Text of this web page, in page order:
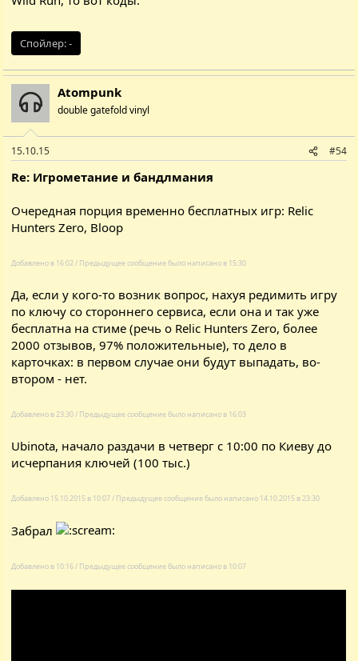
Спойлер:-
Atompunk
double gatefold vinyl
15.10.15 #54
Re: Игрометание и бандлмания
Очередная порция временно бесплатных игр: Relic
Hunters Zero, Bloop
Добавлено в 16:02 / Предыдущее сообщение было написано в 15:30
Да, если у кого-то возник вопрос, нахуя редимить игру
по ключу со стороннего сервиса, если она и так уже
бесплатна на стиме (речь о Relic Hunters Zero, более
2000 отзывов, 97% положительные), то дело в
карточках: в первом случае они будут выпадать, во-
втором - нет.
Добавлено в 23:30 / Предыдущее сообщение было написано в 16:03
Ubinota, начало раздачи в четверг с 10:00 по Киеву до
исчерпания ключей (100 тыс.)
Добавлено 15.10.2015 в 10:07 / Предыдущее сообщение было написано 14.10.2015 в 23:30
Забрал
Добавлено в 10:16 / Предыдущее сообщение было написано в 10:07